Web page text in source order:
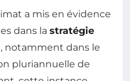
a mis en évidence
dans la stratégie
notamment dans le
pluriannuelle de